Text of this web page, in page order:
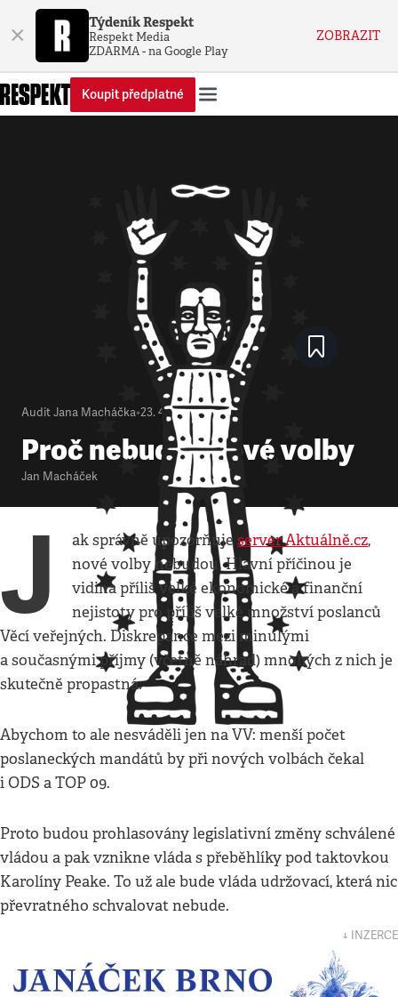
× Týdeník Respekt
Respekt Media
ZDARMA - na Google Play
ZOBRAZIT
Koupit předplatné
Audit Jana Macháčka•23. 4. 2012•3minuty
Proč nebudou nové volby
Jan Macháček
J ak správně upozorňujeserver Aktuálně.cz,
nové volby nebudou. Hlavní příčinou je
vidina příliš velké ekonomické a finanční
nejistoty pro příliš velké množství poslanců
Věcí veřejných. Diskrepance mezi minulými
a současnými příjmy (včetně náhrad) mnohých z nich je
skutečně propastná.
Abychom to ale nesváděli jen na VV: menší počet
poslaneckých mandátů by při nových volbách čekal
i ODS a TOP 09.
Proto budou prohlasovány legislativní změny schválené
vládou a pak vznikne vláda s přeběhlíky pod taktovkou
Karolíny Peake. To už ale bude vláda udržovací, která nic
převratného schvalovat nebude.
↓ INZERCE